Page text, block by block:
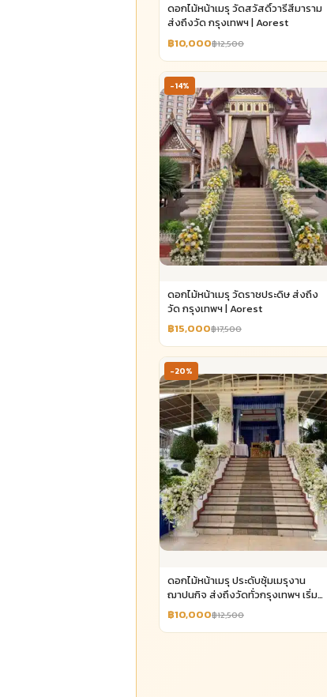
ดอกไม้หน้าเมรุ วัดสวัสดิ์วารีสีมาราม
ส่งถึงวัด กรุงเทพฯ | Aorest
฿10,000฿12,500
-14%
ดอกไม้หน้าเมรุ วัดราชประดิษ ส่งถึง
วัด กรุงเทพฯ | Aorest
฿15,000฿17,500
-20%
ดอกไม้หน้าเมรุ ประดับซุ้มเมรุงาน
ฌาปนกิจ ส่งถึงวัดทั่วกรุงเทพฯ เริ่ม
10,000 | Aorest
฿10,000฿12,500